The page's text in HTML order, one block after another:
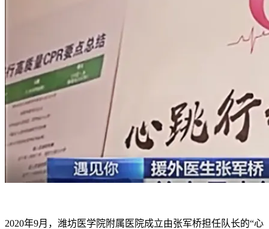
2020年9月，潍坊医学院附属医院成立由张军桥担任队长的“心